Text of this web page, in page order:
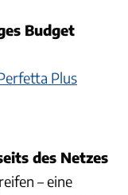
Budget
Plus
des Netzes
– eine